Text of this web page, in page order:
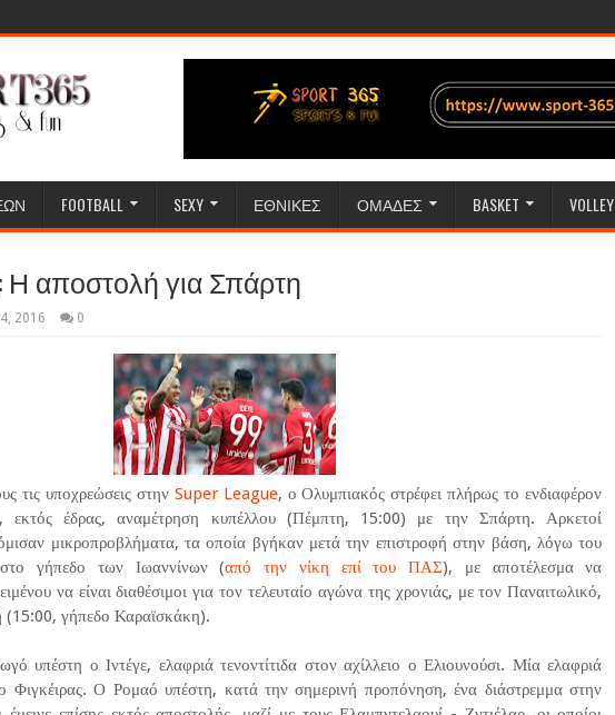
FOOTBALL SEXY ΕΘΝΙΚΕΣ ΟΜΑΔΕΣ BASKET VOLLEY
Η αποστολή για Σπάρτη
2016 0
τις υποχρεώσεις στην Super League, ο Ολυμπιακός στρέφει πλήρως το ενδιαφέρον
εκτός έδρας, αναμέτρηση κυπέλλου (Πέμπτη, 15:00) με την Σπάρτη. Αρκετοί
μικροπροβλήματα, τα οποία βγήκαν μετά την επιστροφή στην βάση, λόγω του
γήπεδο των Ιωαννίνων (από την νίκη επί του ΠΑΣ), με αποτέλεσμα να
να είναι διαθέσιμοι για τον τελευταίο αγώνα της χρονιάς, με τον Παναιτωλικό,
(15:00, γήπεδο Καραϊσκάκη).
υπέστη ο Ιντέγε, ελαφριά τενοντίτιδα στον αχίλλειο ο Ελιουνούσι. Μία ελαφριά
Ο Ρομαό υπέστη, κατά την σημερινή προπόνηση, ένα διάστρεμμα στην